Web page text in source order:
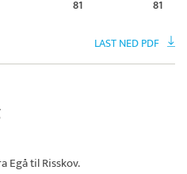
81 81
LAST NED PDF
Egå til Risskov.